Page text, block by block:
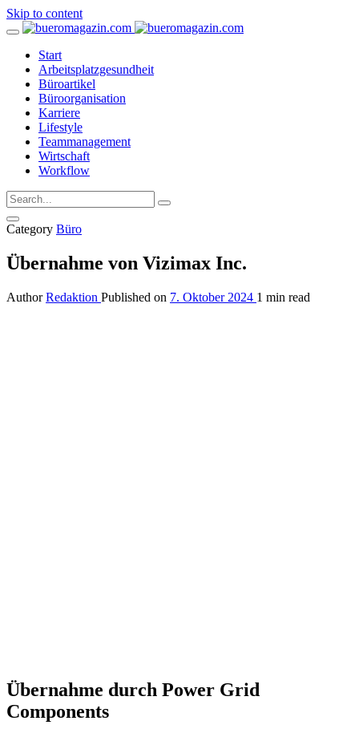
Skip to content
Start
Arbeitsplatzgesundheit
Büroartikel
Büroorganisation
Karriere
Lifestyle
Teammanagement
Wirtschaft
Workflow
Category Büro
Übernahme von Vizimax Inc.
Author Redaktion Published on 7. Oktober 2024 1 min read
Übernahme durch Power Grid
Components